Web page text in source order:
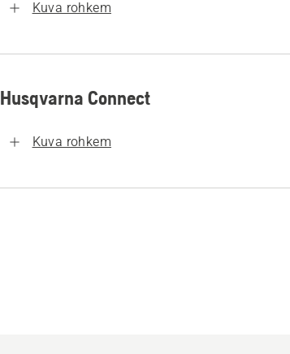
Kuva rohkem
Husqvarna Connect
Kuva rohkem